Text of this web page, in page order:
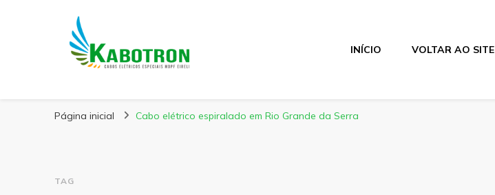
Kabotron
INÍCIO VOLTAR AO SITE
Página inicial Cabo elétrico espiralado em Rio Grande da Serra
TAG